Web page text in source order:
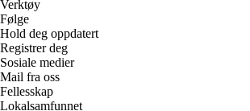
Verktøy
Følge
Hold deg oppdatert
Registrer deg
Sosiale medier
Mail fra oss
Fellesskap
Lokalsamfunnet